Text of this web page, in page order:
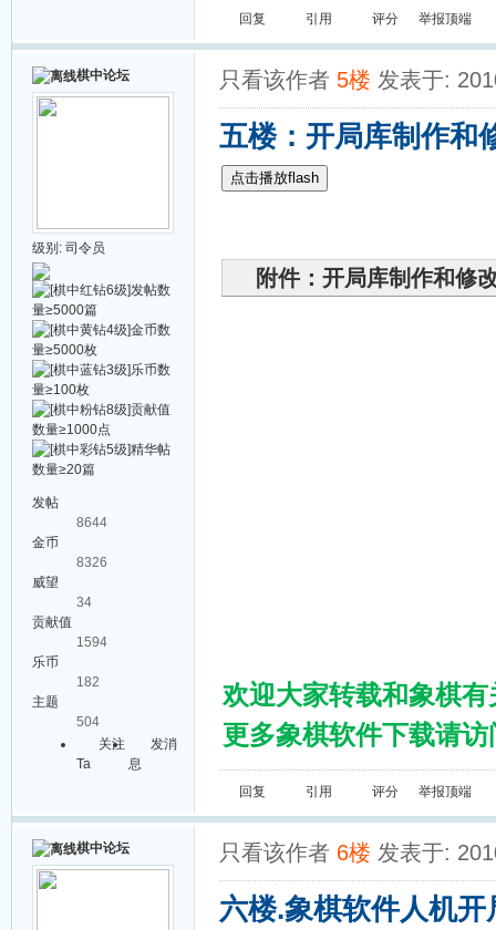
回复 引用 评分 举报顶端
棋中论坛
级别: 司令员
发帖
8644
金币
8326
威望
34
贡献值
1594
乐币
182
主题
504
关注
Ta
发消
息
只看该作者 5楼 发表于:
五楼：开局库制作和
点击播放flash
附件：开局库制作和修
欢迎大家转载和象棋
更多象棋软件下载请
回复 引用 评分 举报顶端
棋中论坛 只看该作者 6楼 发表于:
六楼.象棋软件人机